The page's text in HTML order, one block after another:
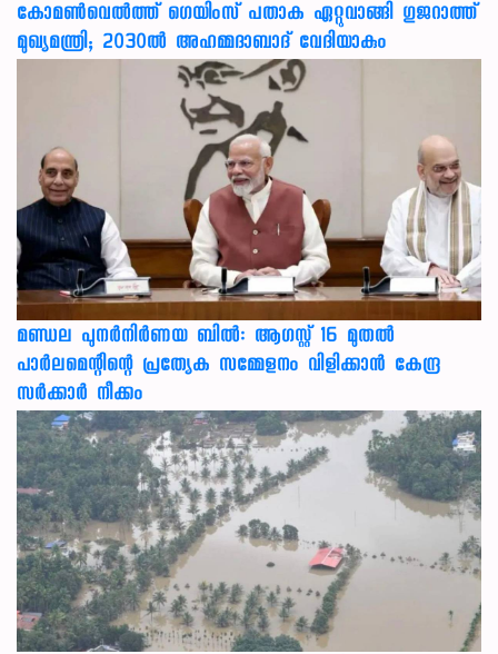
കോമൺവെൽത്ത് ഗെയിംസ് പതാക ഏറ്റുവാങ്ങി ഗുജറാത്ത്
മുഖ്യമന്ത്രി; 2030ൽ അഹമ്മദാബാദ് വേദിയാകും
മണ്ഡല പുനർനിർണയ ബിൽ: ആഗസ്റ്റ് 16 മുതൽ
പാർലമെന്റിന്റെ പ്രത്യേക സമ്മേളനം വിളിക്കാൻ കേന്ദ്ര
സർക്കാർ നീക്കം